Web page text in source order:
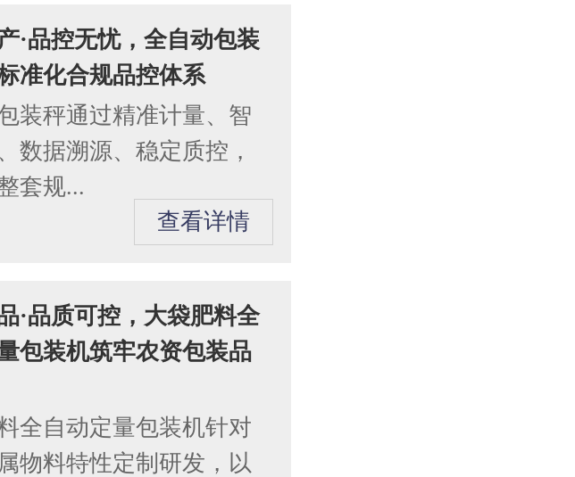
·品控无忧，全自动包装
准化合规品控体系
装秤通过精准计量、智
数据溯源、稳定质控，
套规...
查看详情
·品质可控，大袋肥料全
包装机筑牢农资包装品
全自动定量包装机针对
物料特性定制研发，以